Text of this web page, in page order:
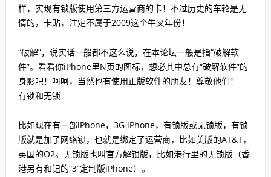
样，实现有锁版使用第三方运营商的卡！不过历史的车轮是无
情的，卡贴，注定不属于2009这个牛叉年份！
“破解”，说实话一般都不这么说，在本论坛一般是指“破解软
件”。看看你iPhone里N页的图标，想必其中总有“破解软件”的
身影吧！呵呵，当然也有使用正版软件的朋友！尊敬他们！
有锁和无锁
比如现在有一部iPhone，3G iPhone，有锁版或无锁版，有锁
版就是加了网络锁，也就是绑定了运营商，比如美版的AT&T，
英国的O2。无锁版也叫官方解锁版，比如港行里的无锁版（香
港另有和记的“3”定制版iPhone）。